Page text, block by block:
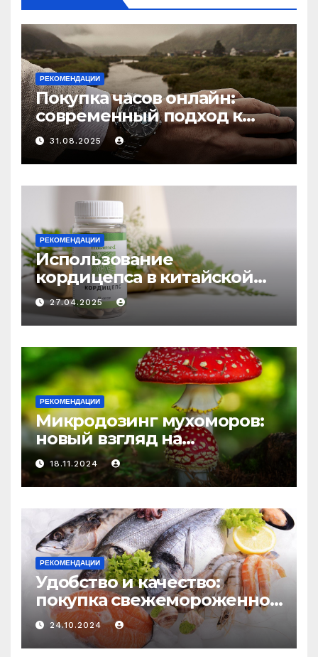
РЕКОМЕНДАЦИИ
Покупка часов онлайн:
современный подход к
выбору аксессуаров
31.08.2025
РЕКОМЕНДАЦИИ
Использование
кордицепса в китайской
медицине: природное
средство против усталости
и истощения
27.04.2025
РЕКОМЕНДАЦИИ
Микродозинг мухоморов:
новый взгляд на
психоделику
18.11.2024
РЕКОМЕНДАЦИИ
Удобство и качество:
покупка свежемороженной
рыбы онлайн
24.10.2024